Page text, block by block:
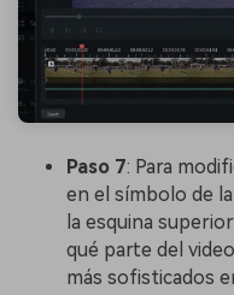
Paso 7: Para
en el símbolo de
la esquina
qué parte del
más sofisticados